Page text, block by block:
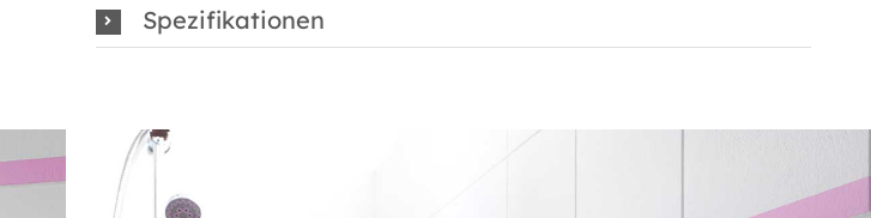
Spezifikationen